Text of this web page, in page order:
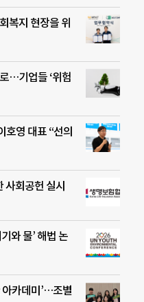
복지 현장을 위
…기업들 ‘위험
호영 대표 “선의
사회공헌 실시
와 물’ 해법 논
아카데미’…조별